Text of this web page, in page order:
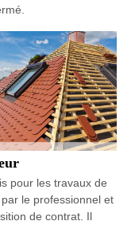
pour les travaux de
le professionnel et
de contrat. Il